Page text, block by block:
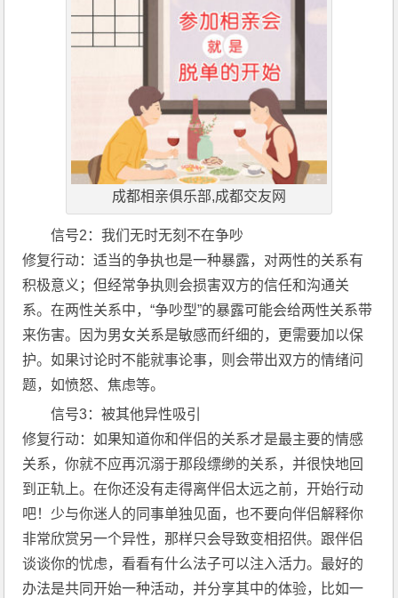
成都相亲俱乐部,成都交友网
信号2：我们无时无刻不在争吵
修复行动：适当的争执也是一种暴露，对两性的关系有
积极意义；但经常争执则会损害双方的信任和沟通关
系。在两性关系中，“争吵型”的暴露可能会给两性关系带
来伤害。因为男女关系是敏感而纤细的，更需要加以保
护。如果讨论时不能就事论事，则会带出双方的情绪问
题，如愤怒、焦虑等。
信号3：被其他异性吸引
修复行动：如果知道你和伴侣的关系才是最主要的情感
关系，你就不应再沉溺于那段缥缈的关系，并很快地回
到正轨上。在你还没有走得离伴侣太远之前，开始行动
吧！少与你迷人的同事单独见面，也不要向伴侣解释你
非常欣赏另一个异性，那样只会导致变相招供。跟伴侣
谈谈你的忧虑，看看有什么法子可以注入活力。最好的
办法是共同开始一种活动，并分享其中的体验，比如一